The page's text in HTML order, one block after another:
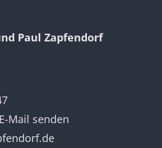
Paul Zapfendorf
Mail senden